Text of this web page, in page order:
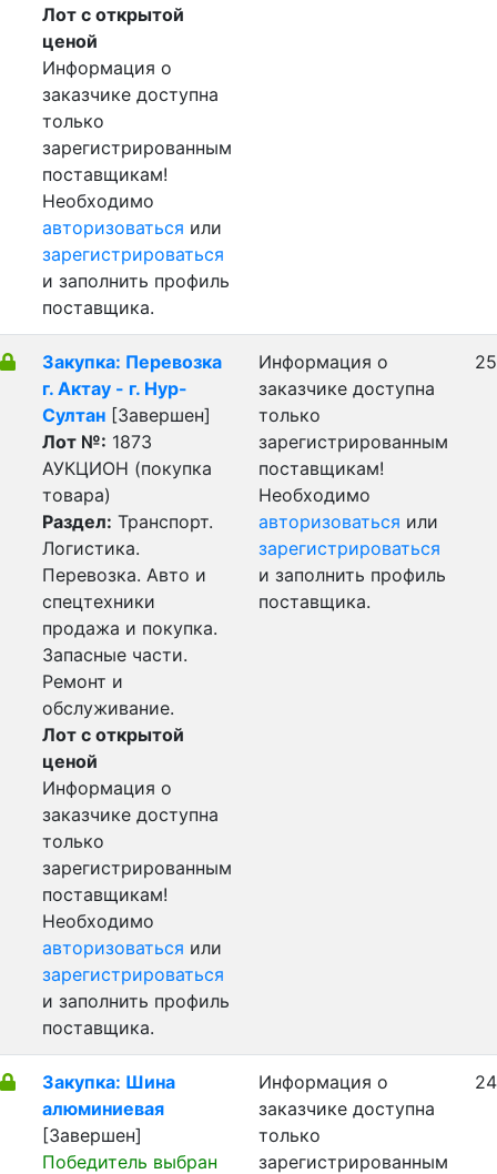
Лот с открытой
ценой
Информация о
заказчике доступна
только
зарегистрированным
поставщикам!
Необходимо
авторизоваться или
зарегистрироваться
и заполнить профиль
поставщика.
Закупка: Перевозка
г. Актау - г. Нур-
Султан [Завершен]
Лот №: 1873
АУКЦИОН (покупка
товара)
Раздел: Транспорт.
Логистика.
Перевозка. Авто и
спецтехники
продажа и покупка.
Запасные части.
Ремонт и
обслуживание.
Лот с открытой
ценой
Информация о
заказчике доступна
только
зарегистрированным
поставщикам!
Необходимо
авторизоваться или
зарегистрироваться
и заполнить профиль
поставщика.
Информация о
заказчике доступна
только
зарегистрированным
поставщикам!
Необходимо
авторизоваться или
зарегистрироваться
и заполнить профиль
поставщика.
Закупка: Шина
алюминиевая
[Завершен]
Победитель выбран
Информация о
заказчике доступна
только
зарегистрированным